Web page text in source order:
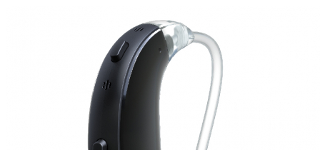
Signia hoortoestellen Signia Pure BCT IX
Audio Service R LI 7
Hoortoestelbatterijen
Widex filters
Domes
Onderhoudsartikelen
Signia Active Mini IX - Oplaadbaar